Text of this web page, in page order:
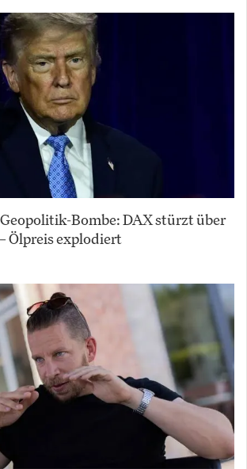
Bombe: DAX stürzt über
Ölpreis explodiert